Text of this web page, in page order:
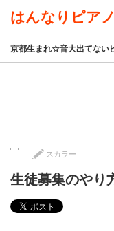
はんなりピア
京都生まれ☆音大出てない
スカラー
生徒募集のやり